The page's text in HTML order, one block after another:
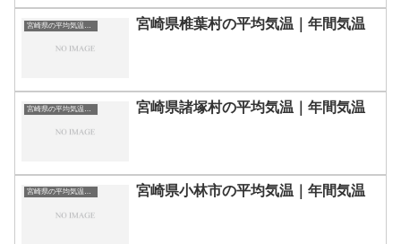
宮崎県椎葉村の平均気温｜年間気温
宮崎県諸塚村の平均気温｜年間気温
宮崎県の平均気温まとめ 宮崎県小林市の平均気温｜年間気温